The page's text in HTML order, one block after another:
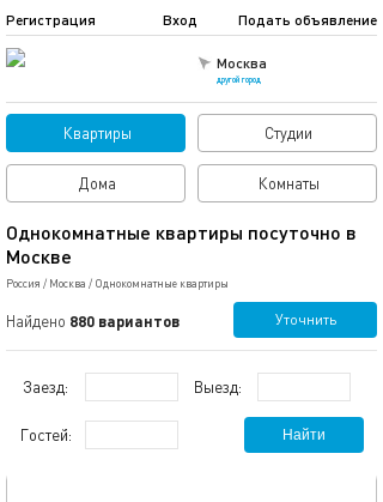
Москва
другой город
Подать объявление
Регистрация Вход
Квартиры Студии
Дома Комнаты
Однокомнатные квартиры посуточно в
Москве
Россия / Москва / Однокомнатные квартиры
Найдено 880 вариантов Уточнить
Заезд: Выезд:
Гостей: Найти